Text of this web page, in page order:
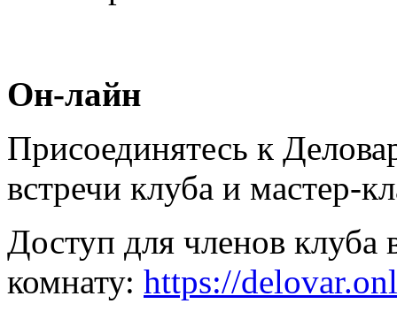
Он-лайн
Присоединятесь к
встречи клуба и мастер-
Доступ для членов клуба
комнату: https://